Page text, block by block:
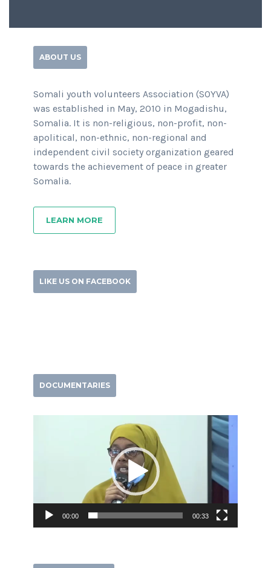
ABOUT US
Somali youth volunteers Association (SOYVA)
was established in May, 2010 in Mogadishu,
Somalia. It is non-religious, non-profit, non-
apolitical, non-ethnic, non-regional and
independent civil society organization geared
towards the achievement of peace in greater
Somalia.
LEARN MORE
LIKE US ON FACEBOOK
DOCUMENTARIES
00:00 00:33